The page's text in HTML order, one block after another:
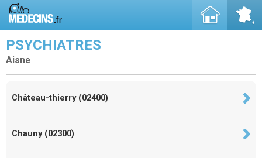
PSYCHIATRES
Aisne
Château-thierry (02400)
Chauny (02300)